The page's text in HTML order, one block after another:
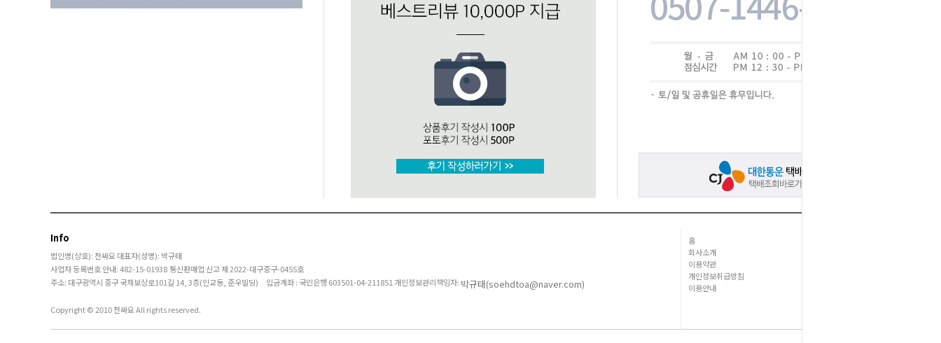
Info
법인명(상호): 천싸요 대표자(성명): 박규태
사업자 등록번호 안내: 482-15-01938 통신판매업 신고 제 2022-대구중구-0455호
주소: 대구광역시 중구 국채보상로101길 14, 3층(인교동, 준우빌딩) 입금계좌 : 국민은행 603501-04-211851개인정보관리책임자: 박규태(soehdtoa@naver.com)
Copyright © 2010 천싸요 All rights reserved.
홈
회사소개
이용약관
개인정보취급방침
이용안내